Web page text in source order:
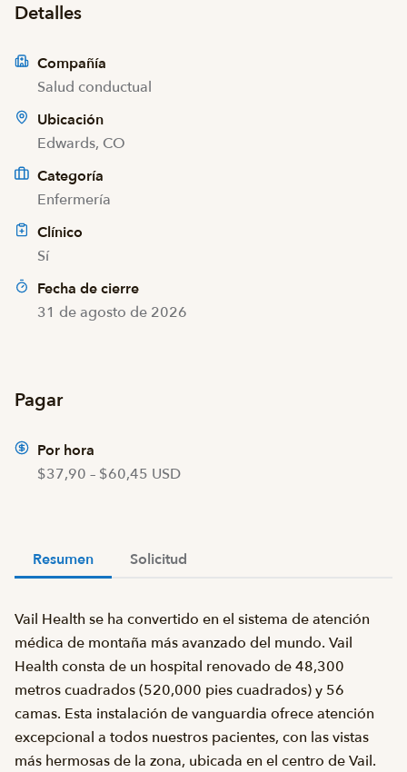
Detalles
Compañía
Salud conductual
Ubicación
Edwards, CO
Categoría
Enfermería
Clínico
Sí
Fecha de cierre
31 de agosto de 2026
Pagar
Por hora
$37,90 – $60,45 USD
Resumen Solicitud
Vail Health se ha convertido en el sistema de atención
médica de montaña más avanzado del mundo. Vail
Health consta de un hospital renovado de 48,300
metros cuadrados (520,000 pies cuadrados) y 56
camas. Esta instalación de vanguardia ofrece atención
excepcional a todos nuestros pacientes, con las vistas
más hermosas de la zona, ubicada en el centro de Vail.